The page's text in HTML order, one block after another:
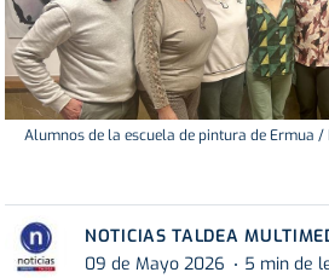
Alumnos de la escuela de pintura de Ermua /
NOTICIAS TALDEA
09 de Mayo 2026
5 min de